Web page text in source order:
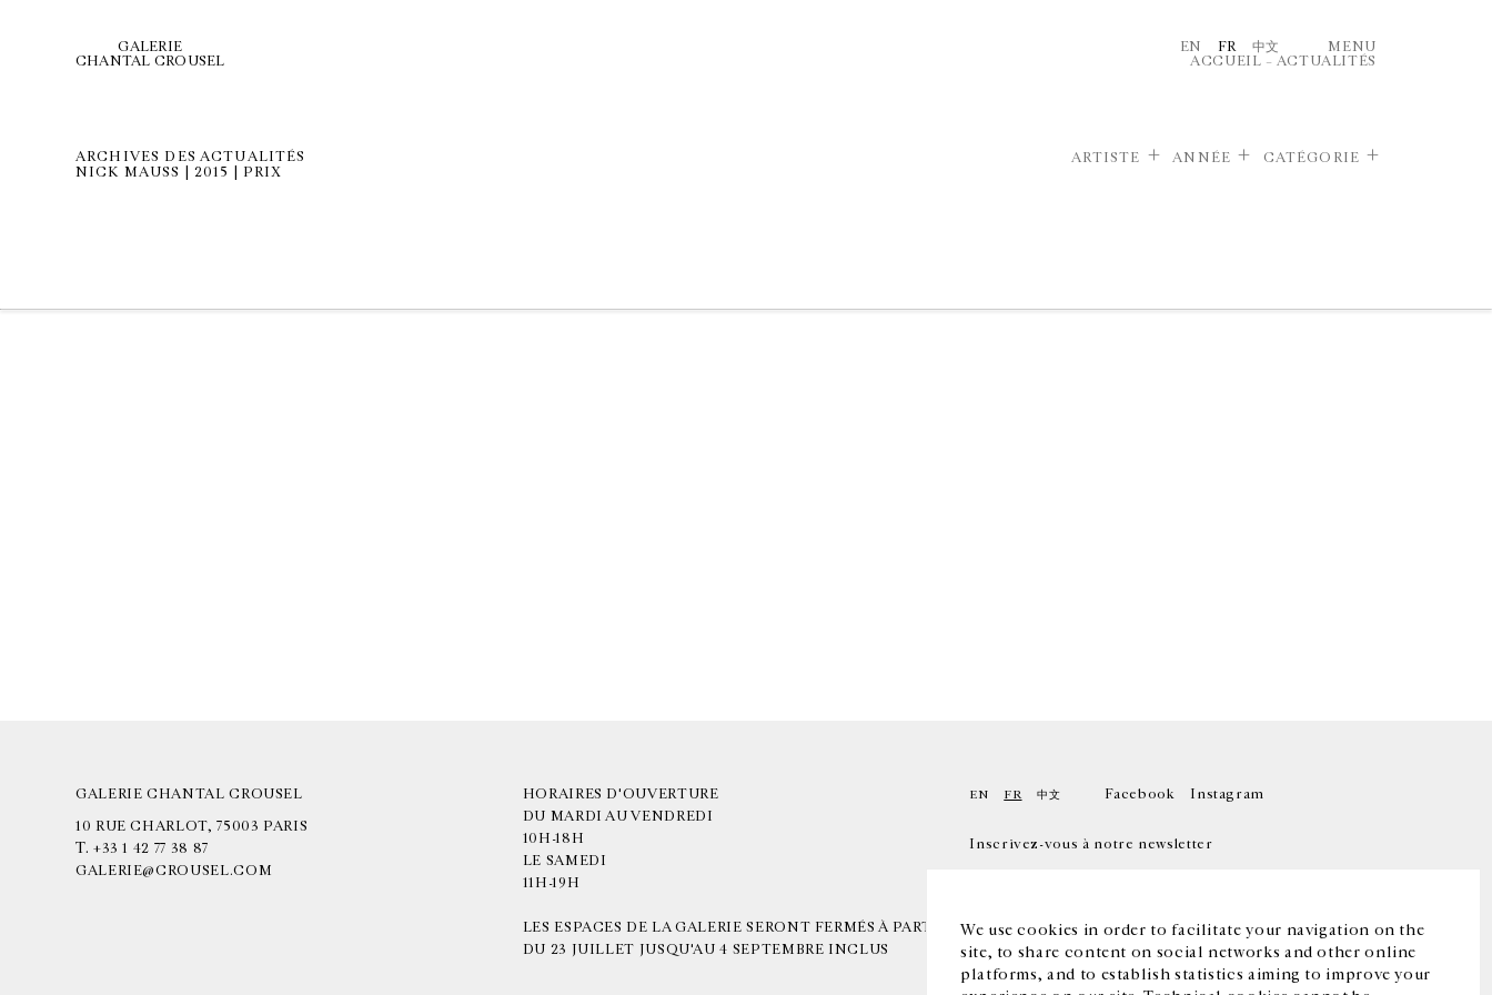
We use cookies in order to facilitate your navigation on the
site, to share content on social networks and other online
platforms, and to establish statistics aiming to improve your
GALERIE
CHANTAL CROUSEL
EN FR 中文
MENU
ACCUEIL – ACTUALITÉS
ARCHIVES DES ACTUALITÉS
NICK MAUSS | 2015 | PRIX
ARTISTE ANNÉE CATÉGORIE
GALERIE CHANTAL CROUSEL
10 RUE CHARLOT, 75003 PARIS
T. +33 1 42 77 38 87
GALERIE@CROUSEL.COM
HORAIRES D'OUVERTURE
DU MARDI AU VENDREDI
10H-18H
LE SAMEDI
11H-19H
LES ESPACES DE LA GALERIE SERONT FERMÉS À PARTIR
DU 23 JUILLET JUSQU'AU 4 SEPTEMBRE INCLUS
EN FR 中文 Facebook Instagram
Inscrivez-vous à notre newsletter